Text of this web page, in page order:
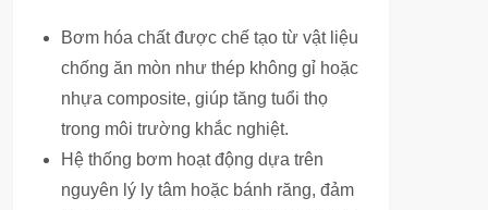
Bơm hóa chất được chế tạo từ vật liệu
chống ăn mòn như thép không gỉ hoặc
nhựa composite, giúp tăng tuổi thọ
trong môi trường khắc nghiệt.
Hệ thống bơm hoạt động dựa trên
nguyên lý ly tâm hoặc bánh răng, đảm